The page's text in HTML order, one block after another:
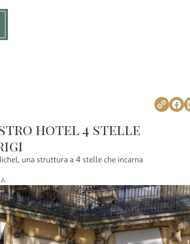
hotel 4 stelle
una struttura a 4 stelle che incarna